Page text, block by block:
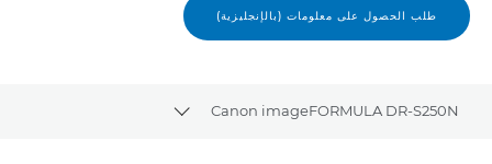
طلب الحصول على معلومات (بالإنجليزية)
Canon imageFORMULA DR-S250N
Toggle breadcrumbs